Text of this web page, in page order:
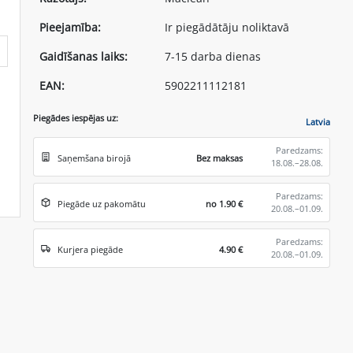
Pieejamība:
Ir piegādātāju noliktavā
Gaidīšanas laiks:
7-15 darba dienas
EAN:
5902211112181
Piegādes iespējas uz: Latvia
Saņemšana birojā Bez maksas
Paredzams:
18.08.–28.08.
Piegāde uz pakomātu no 1.90 €
Paredzams:
20.08.–01.09.
Kurjera piegāde 4.90 €
Paredzams:
20.08.–01.09.